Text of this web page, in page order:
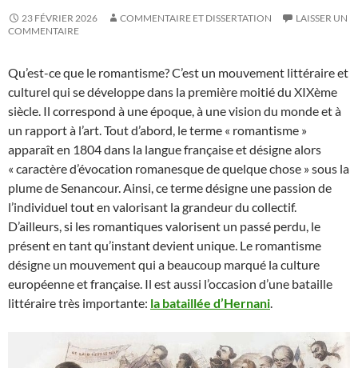
23 FÉVRIER 2026 COMMENTAIRE ET DISSERTATION
LAISSER UN
COMMENTAIRE
Qu’est-ce que le romantisme? C’est un mouvement littéraire et
culturel qui se développe dans la première moitié du XIXème
siècle. Il correspond à une époque, à une vision du monde et à
un rapport à l’art. Tout d’abord, le terme « romantisme »
apparaît en 1804 dans la langue française et désigne alors
« caractère d’évocation romanesque de quelque chose » sous la
plume de Senancour. Ainsi, ce terme désigne une passion de
l’individuel tout en valorisant la grandeur du collectif.
D’ailleurs, si les romantiques valorisent un passé perdu, le
présent en tant qu’instant devient unique. Le romantisme
désigne un mouvement qui a beaucoup marqué la culture
européenne et française. Il est aussi l’occasion d’une bataille
littéraire très importante: la bataillée d’Hernani.